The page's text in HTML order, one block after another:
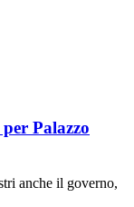
Palazzo
anche il governo,